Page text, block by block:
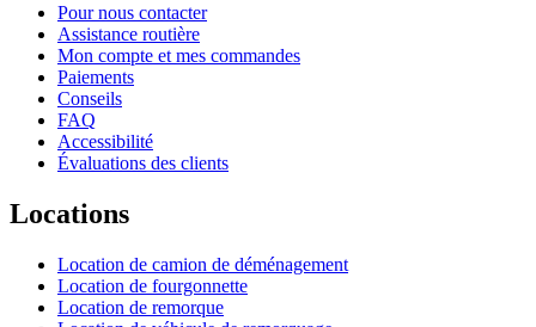
Pour nous contacter
Assistance routière
Mon compte et mes commandes
Paiements
Conseils
FAQ
Accessibilité
Évaluations des clients
Locations
Location de camion de déménagement
Location de fourgonnette
Location de remorque